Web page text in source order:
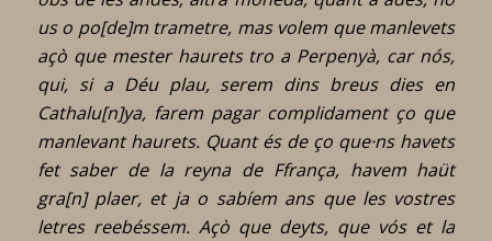
us o po[de]m trametre, mas volem que manlevets
açò que mester haurets tro a Perpenyà, car nós,
qui, si a Déu plau, serem dins breus dies en
Cathalu[n]ya, farem pagar complidament ço que
manlevant haurets. Quant és de ço que·ns havets
fet saber de la reyna de Ffrança, havem haüt
gra[n] plaer, et ja o sabíem ans que les vostres
letres reebéssem. Açò que deyts, que vós et la